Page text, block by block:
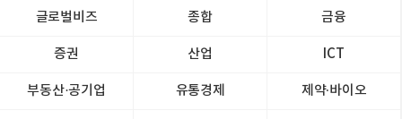
글로벌비즈 종합 금융
증권 산업 ICT
부동산·공기업 유통경제 제약∙바이오